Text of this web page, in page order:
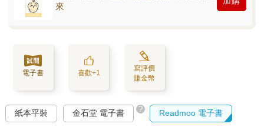
來
電子書 喜歡+1
寫評價
賺金幣
紙本平裝 金石堂 電子書 ? Readmoo 電子書